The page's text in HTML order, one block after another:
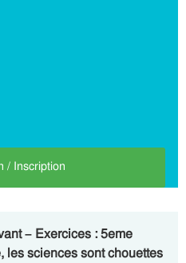
/ Inscription
– Exercices : 5eme
les sciences sont chouettes